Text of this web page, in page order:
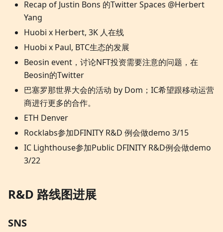
Recap of Justin Bons 的Twitter Spaces @Herbert
Yang
Huobi x Herbert, 3K 人在线
Huobi x Paul, BTC生态的发展
Beosin event，讨论NFT投资需要注意的问题，在
Beosin的Twitter
巴塞罗那世界大会的活动 by Dom；IC希望跟移动运营
商进行更多的合作。
ETH Denver
Rocklabs参加DFINITY R&D 例会做demo 3/15
IC Lighthouse参加Public DFINITY R&D例会做demo
3/22
R&D 路线图进展
SNS